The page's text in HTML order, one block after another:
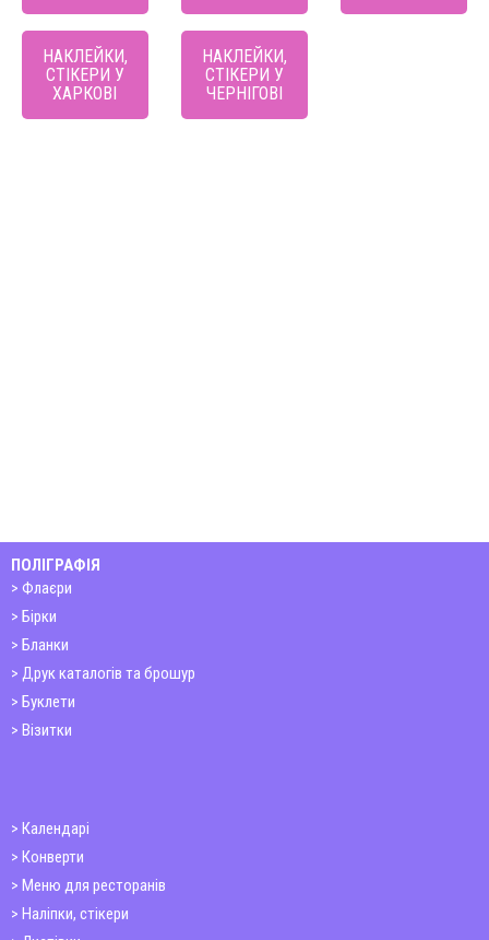
НАКЛЕЙКИ,
СТІКЕРИ У
ХАРКОВІ
НАКЛЕЙКИ,
СТІКЕРИ У
ЧЕРНІГОВІ
ПОЛІГРАФІЯ
Флаєри
Бірки
Бланки
Друк каталогів та брошур
Буклети
Візитки
Календарі
Конверти
Меню для ресторанів
Наліпки, стікери